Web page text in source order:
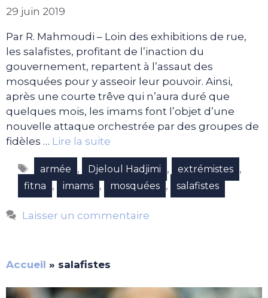
29 juin 2019
Par R. Mahmoudi – Loin des exhibitions de rue,
les salafistes, profitant de l’inaction du
gouvernement, repartent à l’assaut des
mosquées pour y asseoir leur pouvoir. Ainsi,
après une courte trêve qui n’aura duré que
quelques mois, les imams font l’objet d’une
nouvelle attaque orchestrée par des groupes de
fidèles … Lire la suite
Étiquettes
armée , Djeloul Hadjimi , extrémistes ,
fitna , imams , mosquées , salafistes
Laisser un commentaire
Accueil » salafistes